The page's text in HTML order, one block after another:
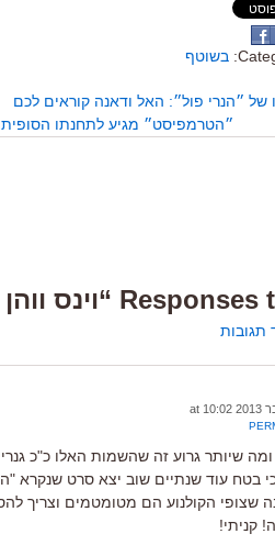
בשוטף
של ״הנרי פול״: האל ודאנה קוראים לכם
״הטרמפיסט״ מגיע לתחנתו
תגובות
ומה שיותר גרוע זה שהשמות האלו כ"כ
בטח עוד שנתיים שוב יצא סרט שנקרא
שצופי הקולנוע הם מטומטמים וצריך
קניתי!